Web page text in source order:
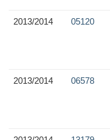
2013/2014 05120
2013/2014 06578